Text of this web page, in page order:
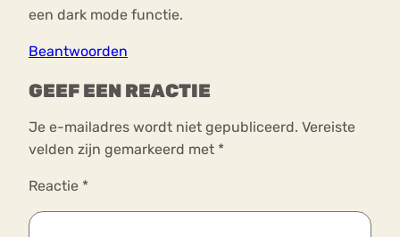
een dark mode functie.
Beantwoorden
GEEF EEN REACTIE
Je e-mailadres wordt niet gepubliceerd. Vereiste
velden zijn gemarkeerd met *
Reactie *